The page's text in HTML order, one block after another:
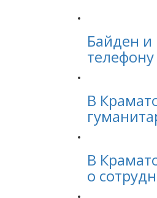
Байден
В
В
о